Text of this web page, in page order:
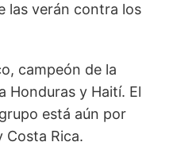
las verán contra los
campeón de la
Honduras y Haití. El
está aún por
Costa Rica.